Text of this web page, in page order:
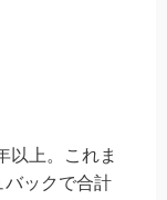
以上。これま
バックで合計